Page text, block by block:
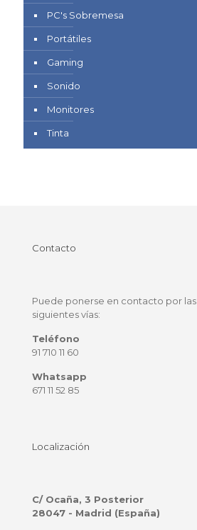
PC's Sobremesa
Portátiles
Gaming
Sonido
Monitores
Tinta
Contacto
Puede ponerse en contacto por las
siguientes vías:
Teléfono
91 710 11 60
Whatsapp
671 11 52 85
Localización
C/ Ocaña, 3 Posterior
28047 - Madrid (España)